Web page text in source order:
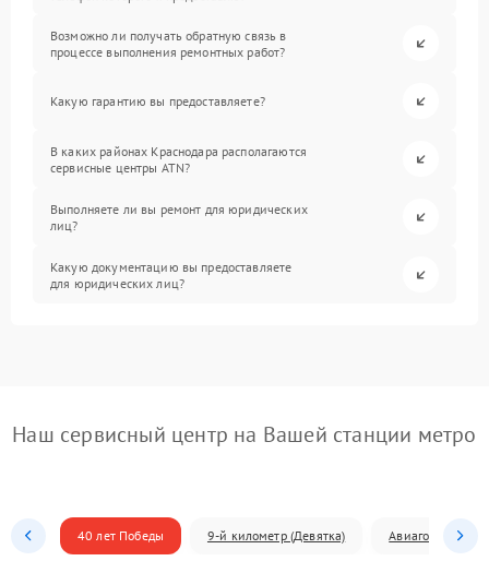
Возможно ли получать обратную связь в
процессе выполнения ремонтных работ?
Какую гарантию вы предоставляете?
В каких районах Краснодара располагаются
сервисные центры ATN?
Выполняете ли вы ремонт для юридических
лиц?
Какую документацию вы предоставляете
для юридических лиц?
Наш сервисный центр на Вашей станции метро
40 лет Победы 9-й километр (Девятка) Авиагородок